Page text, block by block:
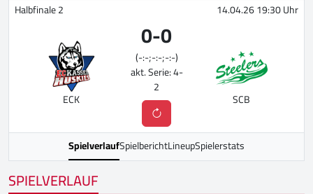
Halbfinale 2 14.04.26 19:30 Uhr
ECK
0-0
(-:-;-:-;-:-)
akt. Serie: 4-
2
SCB
SpielverlaufSpielberichtLineupSpielerstats
SPIELVERLAUF